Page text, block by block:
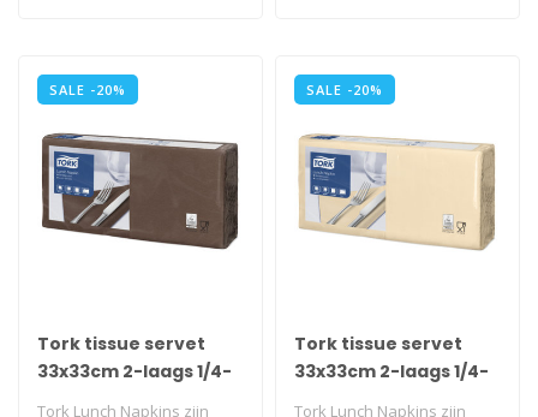
SALE -20%
Tork tissue servet
33x33cm 2-laags 1/4-
vouw cocoa 10x200
Tork Lunch Napkins zijn
SALE -20%
Tork tissue servet
33x33cm 2-laags 1/4-
vouw cream 10x200
Tork Lunch Napkins zijn